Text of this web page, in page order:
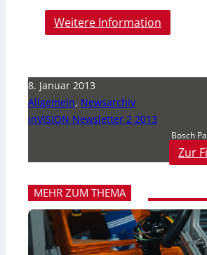
Weitere Information
8. Januar 2013
Allgemein, Newsarchiv
inVISION Newsletter 2 2013
Bosch
Zur
MEHR ZUM THEMA